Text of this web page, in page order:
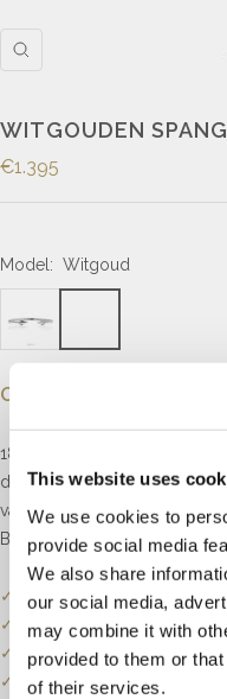
This website uses
We use cookies to
provide social media
We also share
our social media,
may combine it with
provided to them or
of their services.
WITGOUDEN
€1.395
Model: Witgoud
Omschrijving
18kt witgouden getorste
de rand bezet met briljant
van 0.06ct, kleur H,
Breedte: 2.7mm
✓
Onze website dient als
✓
Bel of mail ons voor de
✓
Prijzen kunnen
✓
Een klein deel van onze